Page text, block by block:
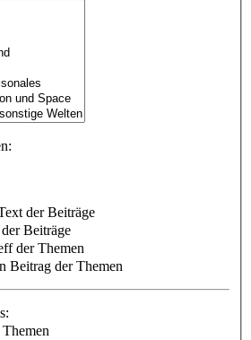
der Beiträge
Beiträge
der Themen
Beitrag der Themen
Themen